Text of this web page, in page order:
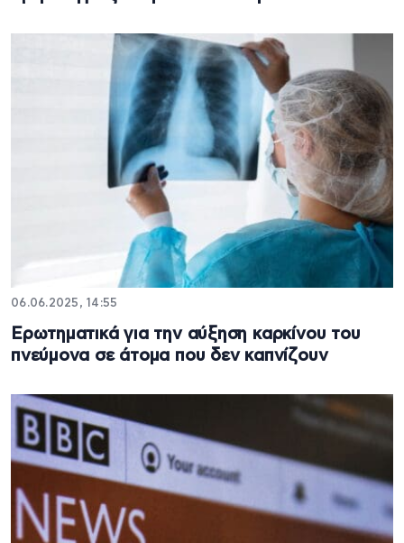
06.06.2025, 14:55
Ερωτηματικά για την αύξηση καρκίνου του
πνεύμονα σε άτομα που δεν καπνίζουν